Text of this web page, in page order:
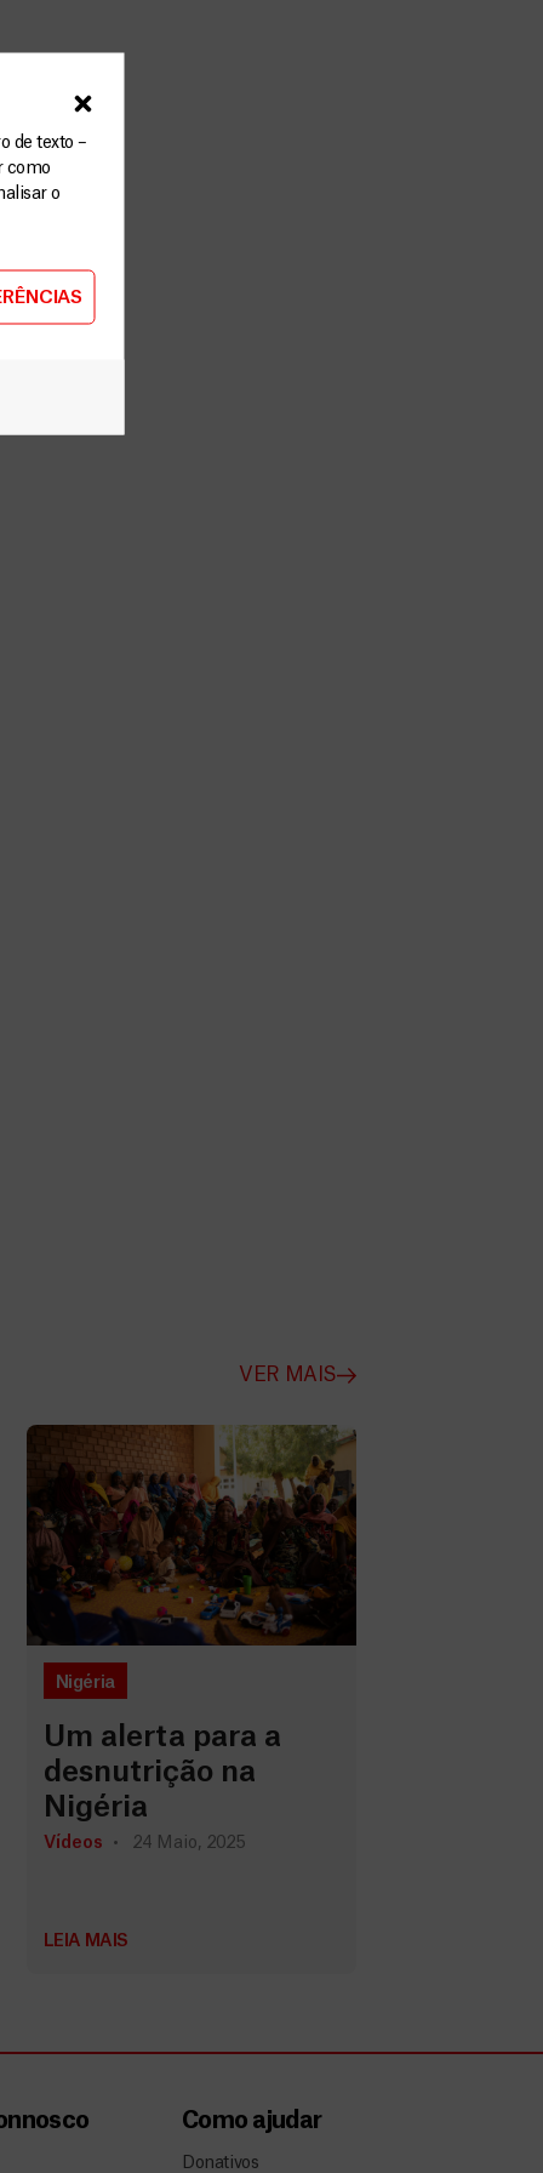
de texto –
como
o
VER MAIS
Nigéria
Um alerta para a
desnutrição na
Nigéria
Vídeos 24 Maio, 2025
LEIA MAIS
Como ajudar
Donativos